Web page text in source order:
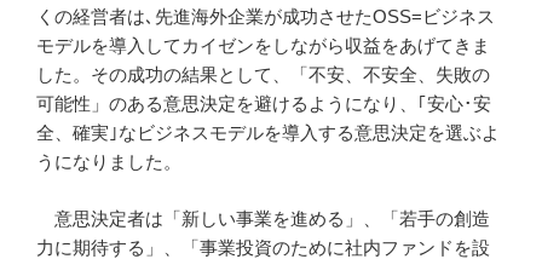
くの経営者は､先進海外企業が成功させたOSS=ビジネス
モデルを導入してカイゼンをしながら収益をあげてきま
した。その成功の結果として、「不安、不安全、失敗の
可能性」のある意思決定を避けるようになり、｢安心･安
全、確実｣なビジネスモデルを導入する意思決定を選ぶよ
うになりました。
意思決定者は「新しい事業を進める」、「若手の創造
力に期待する」、「事業投資のために社内ファンドを設